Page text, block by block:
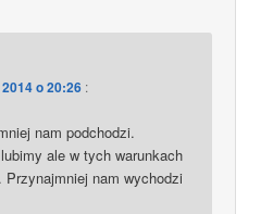
o 20:26 :
nam podchodzi.
ale w tych warunkach
Przynajmniej nam wychodzi